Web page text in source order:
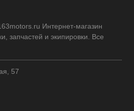
Интернет-магазин
запчастей и экипировки. Все
57